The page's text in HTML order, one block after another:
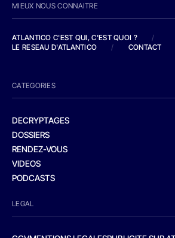
MIEUX NOUS CONNAITRE
ATLANTICO C'EST QUI, C'EST QUOI ?
/
LE RESEAU D'ATLANTICO
/ CONTACT
CATEGORIES
DECRYPTAGES
DOSSIERS
RENDEZ-VOUS
VIDEOS
PODCASTS
LEGAL